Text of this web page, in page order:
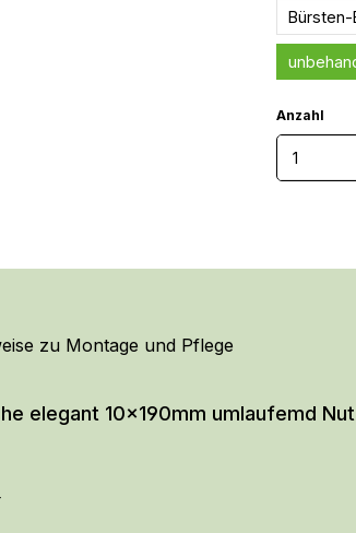
Bürsten-
Anzahl
zu Montage und Pflege
elegant 10x190mm umlaufemd